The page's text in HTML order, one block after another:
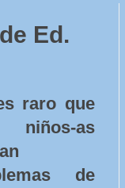
Ed.
raro que
niños-as
de